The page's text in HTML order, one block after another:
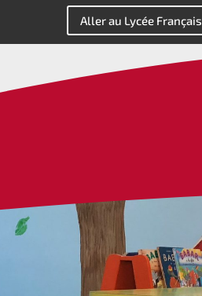
Aller au Lycée Français